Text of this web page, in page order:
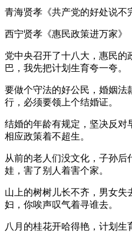
青海贤孝《共产党的好处说不
西宁贤孝《惠民政策进万家》
党中央召开了十八大，惠民的
巴，我先把计划生育夸一夸。
要做个守法的好公民，婚姻法
行，必须要领上个结婚证。
结婚的年龄有规定，坚决反对
相应政策着不超生。
从前的老人们没文化，子孙
娃，害了别人着害个家。
山上的树树儿长不齐，男女失
妇，你唉声叹气着寻谁去。
八月的桂花开哈得艳，计划